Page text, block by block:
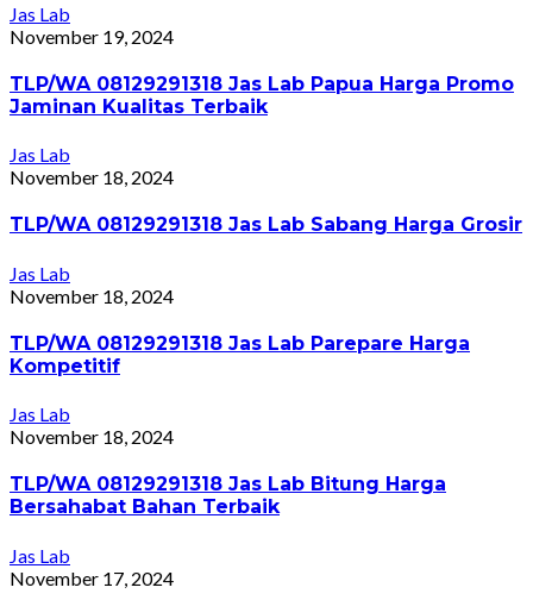
Jas Lab
November 19, 2024
TLP/WA 08129291318 Jas Lab Papua Harga Promo
Jaminan Kualitas Terbaik
Jas Lab
November 18, 2024
TLP/WA 08129291318 Jas Lab Sabang Harga Grosir
Jas Lab
November 18, 2024
TLP/WA 08129291318 Jas Lab Parepare Harga
Kompetitif
Jas Lab
November 18, 2024
TLP/WA 08129291318 Jas Lab Bitung Harga
Bersahabat Bahan Terbaik
Jas Lab
November 17, 2024